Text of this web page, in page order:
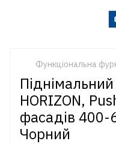
Функціональна
HORIZON,
фасадів
Чорний